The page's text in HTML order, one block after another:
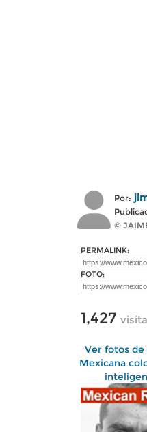
Por:
©
PERMALINK:
FOTO:
1,427
Ver fotos de
Mexicana